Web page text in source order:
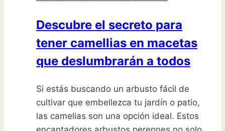
la
decoración
de
interiores
Descubre el secreto para
tener camellias en macetas
que deslumbrarán a todos
Si estás buscando un arbusto fácil de
cultivar que embellezca tu jardín o patio,
las camelias son una opción ideal. Estos